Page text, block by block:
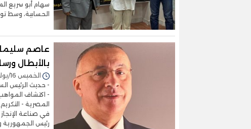
سهام أبو سريع
الحسابية، وسط
عاصم
بالأبطال
الخميس 16/يوليو/2026 - 06:00 م
- حديث الرئيس
- اكتشاف
المصرية -
في صناعة
رئيس الجمهورية